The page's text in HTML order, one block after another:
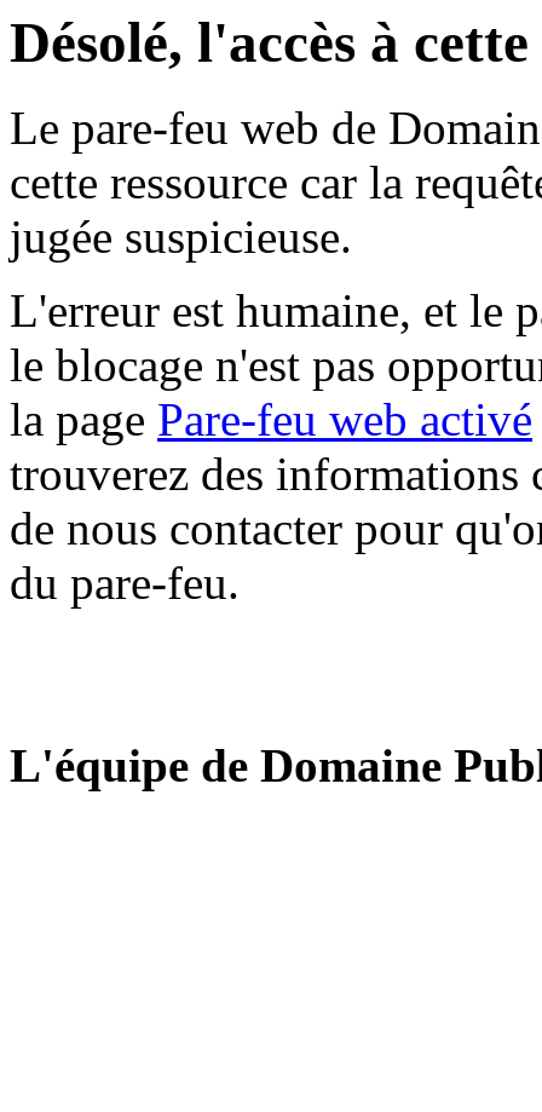
Désolé, l'accès à
Le pare-feu web de
cette ressource car la
jugée suspicieuse.
L'erreur est humaine, et le
le blocage n'est pas
la page Pare-feu web activé
trouverez des informations
de nous contacter pour
du pare-feu.
L'équipe de Domaine